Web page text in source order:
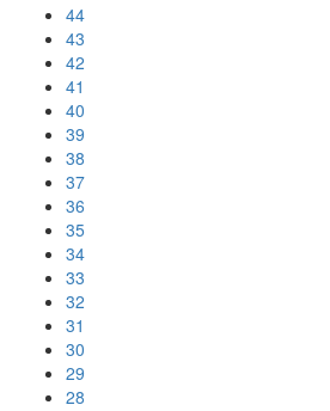
44
43
42
41
40
39
38
37
36
35
34
33
32
31
30
29
28